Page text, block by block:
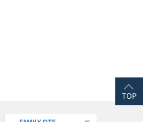
TOP